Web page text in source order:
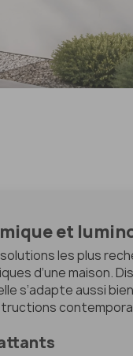
et
les plus
d’une maison.
s’adapte aussi